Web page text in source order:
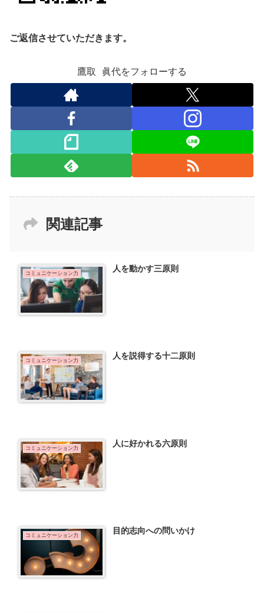
ご返信させていただきます。
鷹取 眞代をフォローする
関連記事
コミュニケーション力 人を動かす三原則
コミュニケーション力 人を説得する十二原則
コミュニケーション力 人に好かれる六原則
コミュニケーション力 目的志向への問いかけ